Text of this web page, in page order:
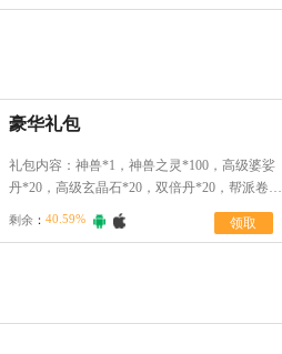
豪华礼包
礼包内容：神兽*1，神兽之灵*100，高级婆娑
丹*20，高级玄晶石*20，双倍丹*20，帮派卷轴
*20，天地灵晶*100
剩余： 40.59% 领取